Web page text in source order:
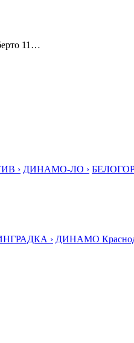
11…
› ДИНАМО-ЛО ›
› ДИНАМО